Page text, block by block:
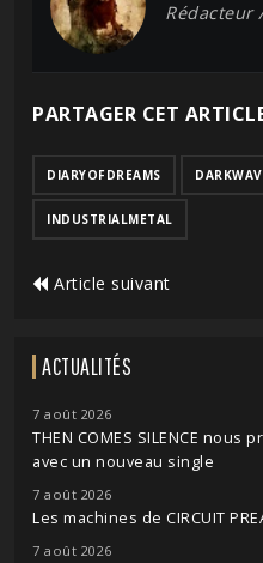
Rédacteur
PARTAGER CET
DIARYOFDREAMS
INDUSTRIALMETAL
Article suivant
ACTUALITÉS
7 août 2026
THEN COMES SILENCE
avec un nouveau single
7 août 2026
Les machines de CIRCUIT
7 août 2026